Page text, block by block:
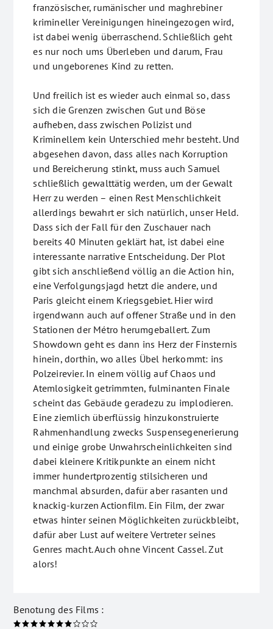
französischer, rumänischer und maghrebiner
krimineller Vereinigungen hineingezogen wird,
ist dabei wenig überraschend. Schließlich geht
es nur noch ums Überleben und darum, Frau
und ungeborenes Kind zu retten.
Und freilich ist es wieder auch einmal so, dass
sich die Grenzen zwischen Gut und Böse
aufheben, dass zwischen Polizist und
Kriminellem kein Unterschied mehr besteht. Und
abgesehen davon, dass alles nach Korruption
und Bereicherung stinkt, muss auch Samuel
schließlich gewalttätig werden, um der Gewalt
Herr zu werden – einen Rest Menschlichkeit
allerdings bewahrt er sich natürlich, unser Held.
Dass sich der Fall für den Zuschauer nach
bereits 40 Minuten geklärt hat, ist dabei eine
interessante narrative Entscheidung. Der Plot
gibt sich anschließend völlig an die Action hin,
eine Verfolgungsjagd hetzt die andere, und
Paris gleicht einem Kriegsgebiet. Hier wird
irgendwann auch auf offener Straße und in den
Stationen der Métro herumgeballert. Zum
Showdown geht es dann ins Herz der Finsternis
hinein, dorthin, wo alles Übel herkommt: ins
Polzeirevier. In einem völlig auf Chaos und
Atemlosigkeit getrimmten, fulminanten Finale
scheint das Gebäude geradezu zu implodieren.
Eine ziemlich überflüssig hinzukonstruierte
Rahmenhandlung zwecks Suspensegenerierung
und einige grobe Unwahrscheinlichkeiten sind
dabei kleinere Kritikpunkte an einem nicht
immer hundertprozentig stilsicheren und
manchmal absurden, dafür aber rasanten und
knackig-kurzen Actionfilm. Ein Film, der zwar
etwas hinter seinen Möglichkeiten zurückbleibt,
dafür aber Lust auf weitere Vertreter seines
Genres macht. Auch ohne Vincent Cassel. Zut
alors!
Benotung des Films :